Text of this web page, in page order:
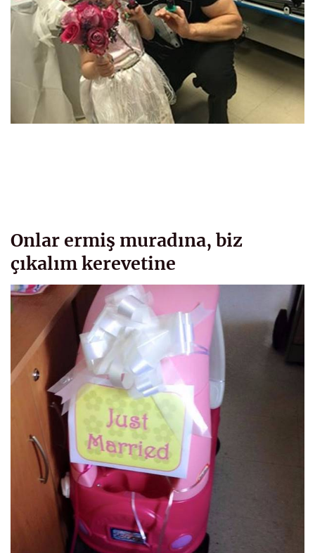
Onlar ermiş muradına, biz
çıkalım kerevetine